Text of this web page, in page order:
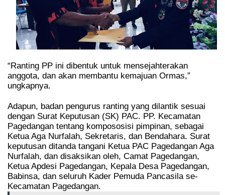
“Ranting PP ini dibentuk untuk mensejahterakan
anggota, dan akan membantu kemajuan Ormas,”
ungkapnya.
Adapun, badan pengurus ranting yang dilantik sesuai
dengan Surat Keputusan (SK) PAC. PP. Kecamatan
Pagedangan tentang kompososisi pimpinan, sebagai
Ketua Aga Nurfalah, Sekretaris, dan Bendahara. Surat
keputusan ditanda tangani Ketua PAC Pagedangan Aga
Nurfalah, dan disaksikan oleh, Camat Pagedangan,
Ketua Apdesi Pagedangan, Kepala Desa Pagedangan,
Babinsa, dan seluruh Kader Pemuda Pancasila se-
Kecamatan Pagedangan.